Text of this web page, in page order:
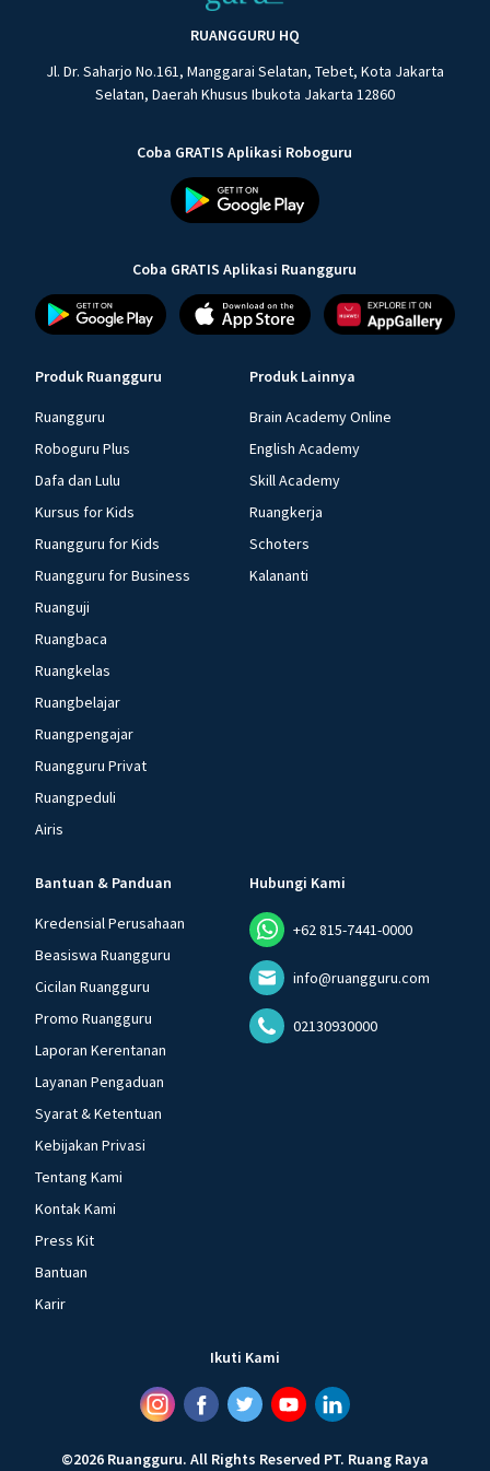
RUANGGURU HQ
Jl. Dr. Saharjo No.161, Manggarai Selatan, Tebet, Kota Jakarta
Selatan, Daerah Khusus Ibukota Jakarta 12860
Coba GRATIS Aplikasi Roboguru
Coba GRATIS Aplikasi Ruangguru
Produk Ruangguru
Ruangguru
Roboguru Plus
Dafa dan Lulu
Kursus for Kids
Ruangguru for Kids
Ruangguru for Business
Ruanguji
Ruangbaca
Ruangkelas
Ruangbelajar
Ruangpengajar
Ruangguru Privat
Ruangpeduli
Airis
Produk Lainnya
Brain Academy Online
English Academy
Skill Academy
Ruangkerja
Schoters
Kalananti
Bantuan & Panduan
Kredensial Perusahaan
Beasiswa Ruangguru
Cicilan Ruangguru
Promo Ruangguru
Laporan Kerentanan
Layanan Pengaduan
Syarat & Ketentuan
Kebijakan Privasi
Tentang Kami
Kontak Kami
Press Kit
Bantuan
Karir
Hubungi Kami
+62 815-7441-0000
info@ruangguru.com
02130930000
Ikuti Kami
©2026 Ruangguru. All Rights Reserved PT. Ruang Raya